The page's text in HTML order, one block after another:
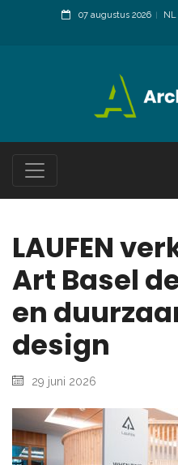
07 augustus 2026 NL
LAUFEN
Art Basel
en
design
29 juni 2026